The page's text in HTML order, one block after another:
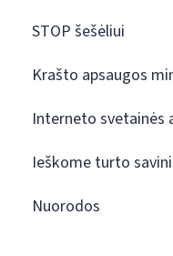
STOP šešėliui
Krašto apsaugos
Interneto svetainės
Ieškome turto
Nuorodos